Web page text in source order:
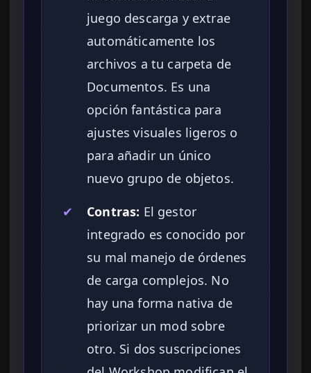
juego descarga y extrae
automáticamente los
archivos a tu carpeta de
Documentos. Es una
opción fantástica para
ajustes visuales ligeros o
para añadir un único
nuevo grupo de objetos.
✔
Contras: El gestor
integrado es conocido por
su mal manejo de órdenes
de carga complejos. No
hay una forma nativa de
priorizar un mod sobre
otro. Si dos suscripciones